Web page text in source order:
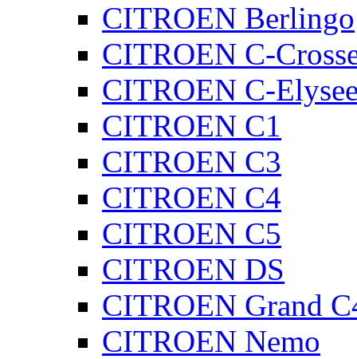
CITROEN Berlingo
CITROEN C-
CITROEN C-
CITROEN C1
CITROEN C3
CITROEN C4
CITROEN C5
CITROEN DS
CITROEN Grand
CITROEN Nemo